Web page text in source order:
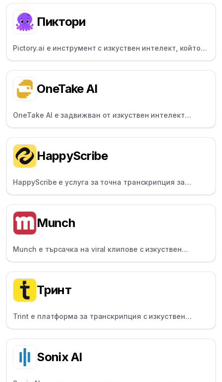
да коментират видеоклипове.
Пиктори
Pictory.ai е инструмент с изкуствен интелект, който
превръща скриптове или дълги видеоклипове в
пренасочване на съдържание.
OneTake AI
OneTake AI е задвижван от изкуствен интелект
редактор на еднократни видеоклипове за създатели
добавя надписи.
HappyScribe
HappyScribe е услуга за точна транскрипция за
журналисти и творци, която предоставя опции за
Munch
Munch е търсачка на viral клипове с изкуствен
интелект, която генерира клипове с изкуствен
мениджърите на социални медии.
Тринт
Trint е платформа за транскрипция с изкуствен
интелект за журналисти и изследователи, която
търсене и редактиране.
Sonix AI